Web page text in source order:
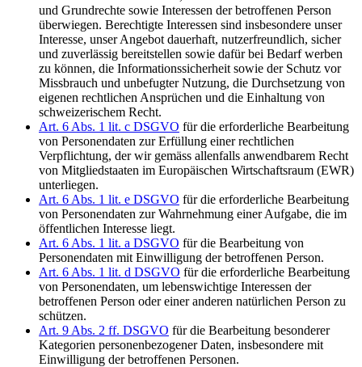
und Grundrechte sowie Interessen der betroffenen Person
überwiegen. Berechtigte Interessen sind insbesondere unser
Interesse, unser Angebot dauerhaft, nutzerfreundlich, sicher
und zuverlässig bereitstellen sowie dafür bei Bedarf werben
zu können, die Informationssicherheit sowie der Schutz vor
Missbrauch und unbefugter Nutzung, die Durchsetzung von
eigenen rechtlichen Ansprüchen und die Einhaltung von
schweizerischem Recht.
Art. 6 Abs. 1 lit. c DSGVO für die erforderliche Bearbeitung
von Personendaten zur Erfüllung einer rechtlichen
Verpflichtung, der wir gemäss allenfalls anwendbarem Recht
von Mitgliedstaaten im Europäischen Wirtschaftsraum (EWR)
unterliegen.
Art. 6 Abs. 1 lit. e DSGVO für die erforderliche Bearbeitung
von Personendaten zur Wahrnehmung einer Aufgabe, die im
öffentlichen Interesse liegt.
Art. 6 Abs. 1 lit. a DSGVO für die Bearbeitung von
Personendaten mit Einwilligung der betroffenen Person.
Art. 6 Abs. 1 lit. d DSGVO für die erforderliche Bearbeitung
von Personendaten, um lebenswichtige Interessen der
betroffenen Person oder einer anderen natürlichen Person zu
schützen.
Art. 9 Abs. 2 ff. DSGVO für die Bearbeitung besonderer
Kategorien personenbezogener Daten, insbesondere mit
Einwilligung der betroffenen Personen.